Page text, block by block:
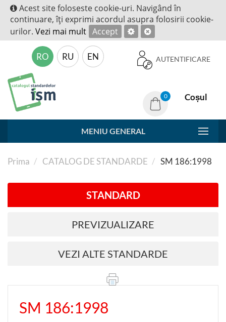
Acest site foloseste cookie-uri. Navigând în
continuare, îţi exprimi acordul asupra folosirii cookie-
urilor. Vezi mai mult Accept
AUTENTIFICARE
RO RU EN
0 Coșul
MENIU GENERAL
Prima CATALOG DE STANDARDE SM 186:1998
STANDARD
PREVIZUALIZARE
VEZI ALTE STANDARDE
SM 186:1998